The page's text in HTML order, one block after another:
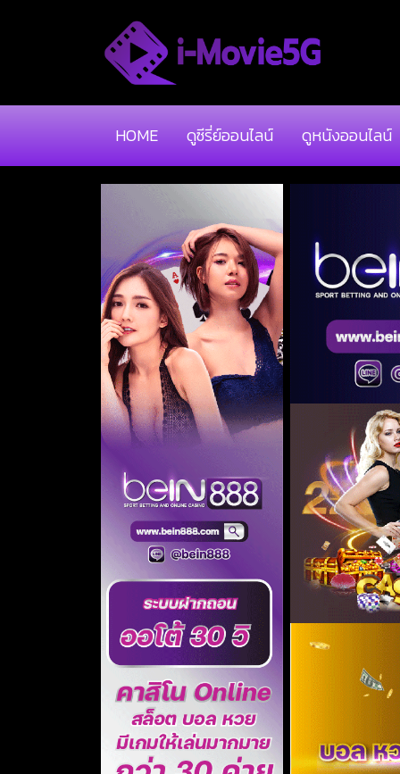
HOME ดูซีรี่ย์ออนไลน์ ดูหนังออนไลน์